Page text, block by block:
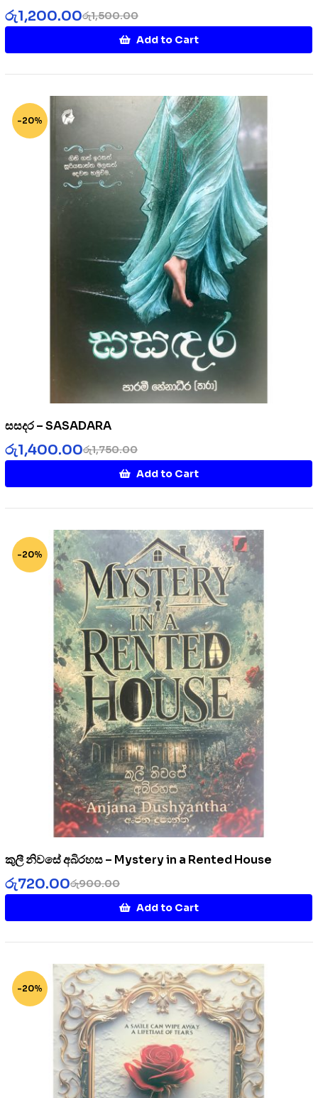
රු1,500.00
රු1,200.00
Add to Cart
-20%
සසදර – SASADARA
රු1,750.00
රු1,400.00
Add to Cart
-20%
කුලී නිවසේ අබිරහස – Mystery in a Rented House
රු900.00
රු720.00
Add to Cart
-20%